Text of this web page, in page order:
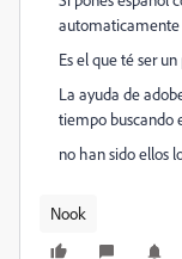
automaticamente
Es el que té ser
La ayuda de
tiempo buscando
no han sido ellos
Nook